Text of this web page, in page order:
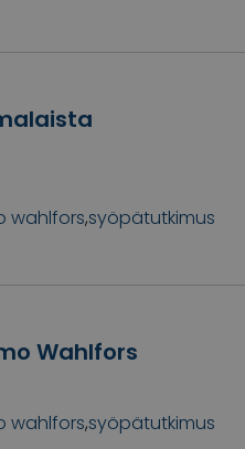
wahlfors,syöpätutkimus
Wahlfors
wahlfors,syöpätutkimus